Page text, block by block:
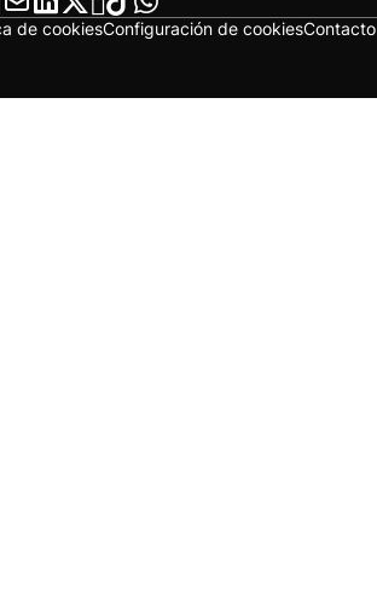
de cookiesConfiguración de cookiesContacto